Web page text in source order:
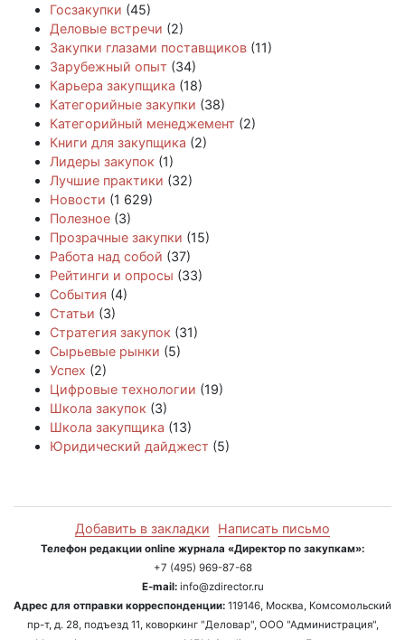
Госзакупки (45)
Деловые встречи (2)
Закупки глазами поставщиков (11)
Зарубежный опыт (34)
Карьера закупщика (18)
Категорийные закупки (38)
Категорийный менеджемент (2)
Книги для закупщика (2)
Лидеры закупок (1)
Лучшие практики (32)
Новости (1 629)
Полезное (3)
Прозрачные закупки (15)
Работа над собой (37)
Рейтинги и опросы (33)
События (4)
Статьи (3)
Стратегия закупок (31)
Сырьевые рынки (5)
Успех (2)
Цифровые технологии (19)
Школа закупок (3)
Школа закупщика (13)
Юридический дайджест (5)
Добавить в закладки Написать письмо
Телефон редакции online журнала «Директор по закупкам»:
+7 (495) 969-87-68
E-mail:info@zdirector.ru
Адрес для отправки корреспонденции: 119146, Москва, Комсомольский
пр-т, д. 28, подъезд 11, коворкинг "Деловар", ООО "Администрация",